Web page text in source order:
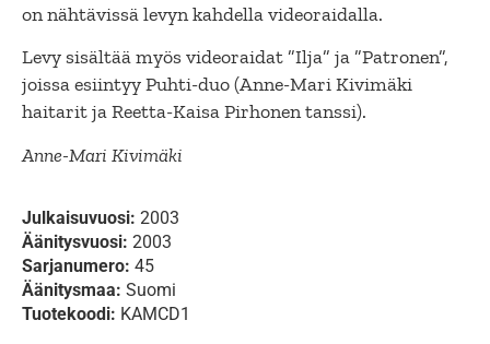
on nähtävissä levyn kahdella videoraidalla.
Levy sisältää myös videoraidat ”Ilja” ja ”Patronen”,
joissa esiintyy Puhti-duo (Anne-Mari Kivimäki
haitarit ja Reetta-Kaisa Pirhonen tanssi).
Anne-Mari Kivimäki
Julkaisuvuosi: 2003
Äänitysvuosi: 2003
Sarjanumero: 45
Äänitysmaa: Suomi
Tuotekoodi: KAMCD1